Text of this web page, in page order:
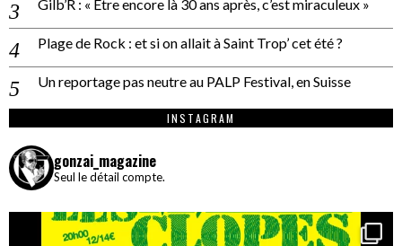
Gilb’R : « Être encore là 30 ans après, c’est miraculeux »
Plage de Rock : et si on allait à Saint Trop’ cet été ?
Un reportage pas neutre au PALP Festival, en Suisse
INSTAGRAM
gonzai_magazine
Seul le détail compte.